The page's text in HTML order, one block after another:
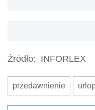
Źródło: INFORLEX
przedawnienie